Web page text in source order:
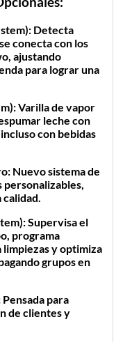
: Detecta
conecta con los
, ajustando
para lograr una
: Varilla de vapor
leche con
con bebidas
: Nuevo sistema de
: Supervisa el
programa
y optimiza
grupos en
Pensada para
de clientes y